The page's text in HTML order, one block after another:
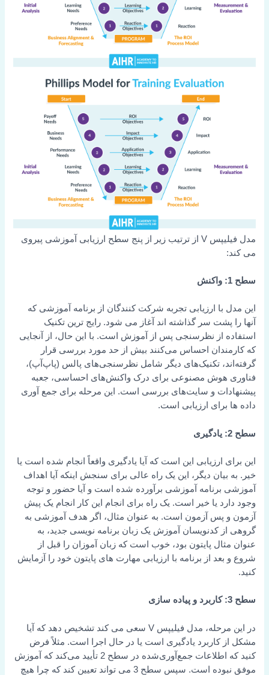
مدل فیلیپس V از ترتیب زیر از پنج سطح ارزیابی آموزشی پیروی
با ارزیابی تجربه شرکت کنندگان از برنامه آموزشی که
پشت سر گذاشته اند آغاز می شود. رایج ترین تکنیک
از نظرسنجی پس از آموزش است. با این حال، از آنجایی
احساس می‌کنند بیش از حد مورد بررسی قرار
تکنیک‌های دیگر شامل نظرسنجی‌های پالس (پاپ‌آپ)،
هوش مصنوعی برای درک واکنش‌های احساسی، جعبه
و سایت‌های بررسی است. این مرحله برای جمع آوری
برای ارزیابی است.
ارزیابی این است که آیا یادگیری واقعاً انجام شده است یا
دیگر، این یک راه عالی برای سنجش اینکه آیا اهداف
برنامه آموزشی برآورده شده است و آیا حضور و توجه
یا خیر است. یک راه برای انجام این کار انجام یک پیش
پس آزمون است. به عنوان مثال، اگر هدف آموزشی به
کدنویسان آموزش یک زبان برنامه نویسی جدید، به
پایتون بود، خوب است که زبان آموزان را قبل از
از برنامه با ارزیابی مهارت های پایتون خود را آزمایش
در این مرحله، مدل فیلیپس V سعی می کند تشخیص دهد که آیا
کاربرد یادگیری است یا در حال اجرا است. مثلاً فرض
کنید که اطلاعات جمع‌آوری‌شده در سطح 2 تأیید می‌کند که آموزش
موفق نبوده است. سپس سطح 3 می تواند تعیین کند که چرا هیچ